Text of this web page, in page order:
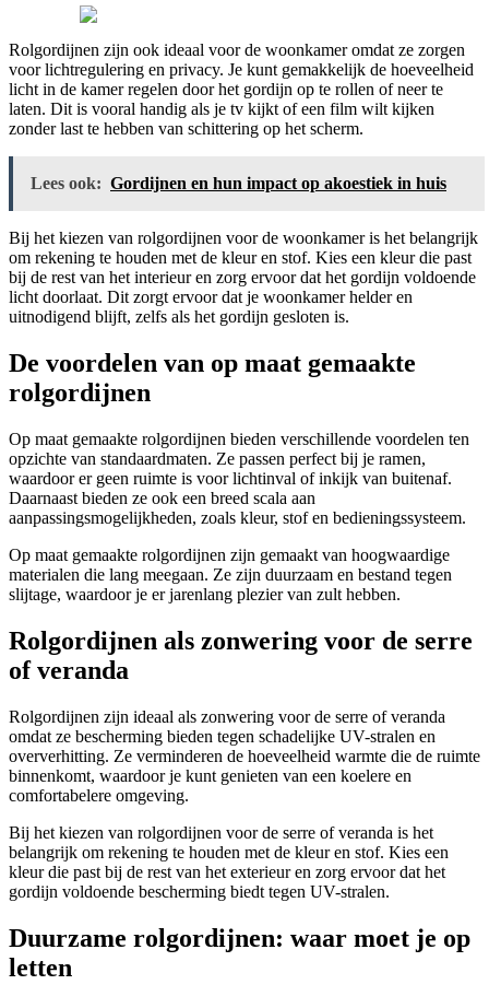
Rolgordijnen zijn ook ideaal voor de woonkamer omdat ze zorgen
voor lichtregulering en privacy. Je kunt gemakkelijk de hoeveelheid
licht in de kamer regelen door het gordijn op te rollen of neer te
laten. Dit is vooral handig als je tv kijkt of een film wilt kijken
zonder last te hebben van schittering op het scherm.
Lees ook: Gordijnen en hun impact op akoestiek in huis
Bij het kiezen van rolgordijnen voor de woonkamer is het belangrijk
om rekening te houden met de kleur en stof. Kies een kleur die past
bij de rest van het interieur en zorg ervoor dat het gordijn voldoende
licht doorlaat. Dit zorgt ervoor dat je woonkamer helder en
uitnodigend blijft, zelfs als het gordijn gesloten is.
De voordelen van op maat gemaakte
rolgordijnen
Op maat gemaakte rolgordijnen bieden verschillende voordelen ten
opzichte van standaardmaten. Ze passen perfect bij je ramen,
waardoor er geen ruimte is voor lichtinval of inkijk van buitenaf.
Daarnaast bieden ze ook een breed scala aan
aanpassingsmogelijkheden, zoals kleur, stof en bedieningssysteem.
Op maat gemaakte rolgordijnen zijn gemaakt van hoogwaardige
materialen die lang meegaan. Ze zijn duurzaam en bestand tegen
slijtage, waardoor je er jarenlang plezier van zult hebben.
Rolgordijnen als zonwering voor de serre
of veranda
Rolgordijnen zijn ideaal als zonwering voor de serre of veranda
omdat ze bescherming bieden tegen schadelijke UV-stralen en
oververhitting. Ze verminderen de hoeveelheid warmte die de ruimte
binnenkomt, waardoor je kunt genieten van een koelere en
comfortabelere omgeving.
Bij het kiezen van rolgordijnen voor de serre of veranda is het
belangrijk om rekening te houden met de kleur en stof. Kies een
kleur die past bij de rest van het exterieur en zorg ervoor dat het
gordijn voldoende bescherming biedt tegen UV-stralen.
Duurzame rolgordijnen: waar moet je op
letten